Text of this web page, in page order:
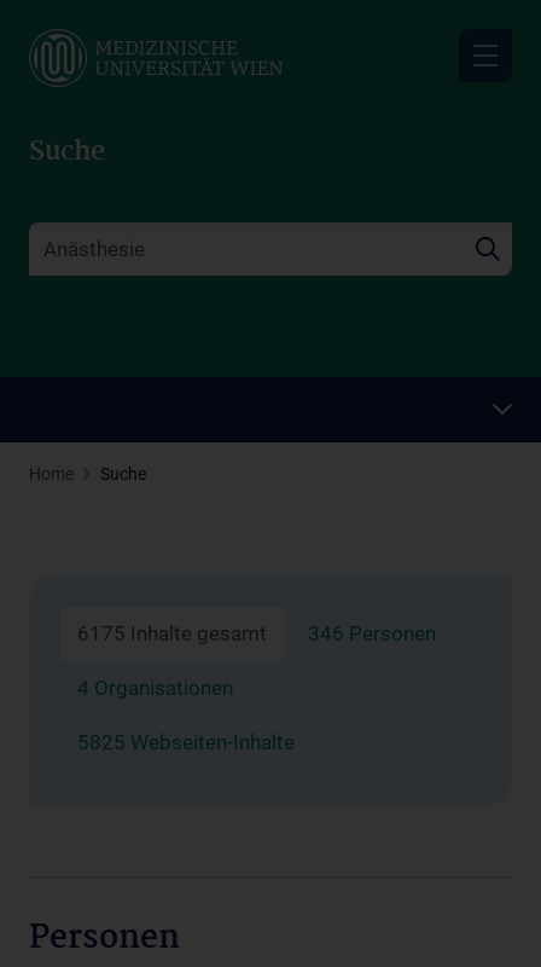
main
Suche
Home Suche
6175 Inhalte gesamt 346 Personen
4 Organisationen
5825 Webseiten-Inhalte
Personen